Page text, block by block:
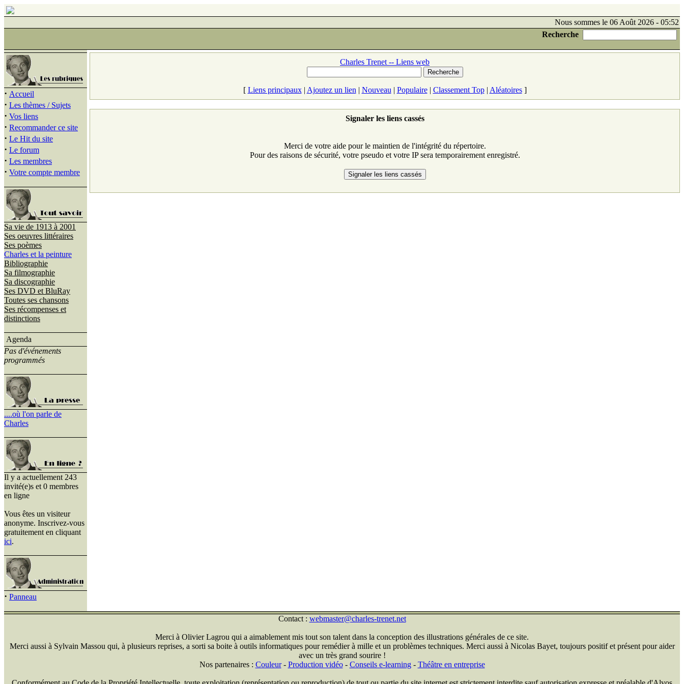
Nous sommes le 06 Août 2026 - 05:52
Recherche
· Accueil
· Les thèmes / Sujets
· Vos liens
· Recommander ce site
· Le Hit du site
· Le forum
· Les membres
· Votre compte membre
Sa vie de 1913 à 2001
Ses oeuvres littéraires
Ses poèmes
Charles et la peinture
Bibliographie
Sa filmographie
Sa discographie
Ses DVD et BluRay
Toutes ses chansons
Ses récompenses et
distinctions
Agenda
Pas d'événements
programmés
....où l'on parle de
Charles
Il y a actuellement 243
invité(e)s et 0 membres
en ligne
Vous êtes un visiteur
anonyme. Inscrivez-vous
gratuitement en cliquant
ici.
· Panneau
Charles Trenet -- Liens web
[ Liens principaux| Ajoutez un lien | Nouveau | Populaire| Classement Top| Aléatoires]
Signaler les liens cassés
Merci de votre aide pour le maintien de l'intégrité du répertoire.
Pour des raisons de sécurité, votre pseudo et votre IP sera temporairement enregistré.
Contact : webmaster@charles-trenet.net
Merci à Olivier Lagrou qui a aimablement mis tout son talent dans la conception des illustrations générales de ce site.
Merci aussi à Sylvain Massou qui, à plusieurs reprises, a sorti sa boite à outils informatiques pour remédier à mille et un problèmes techniques. Merci aussi à Nicolas Bayet, toujours positif et présent pour aider
avec un très grand sourire !
Nos partenaires : Couleur- Production vidéo- Conseils e-learning- Théâtre en entreprise